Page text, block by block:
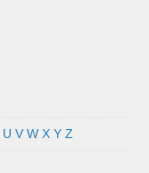
U V W X Y Z